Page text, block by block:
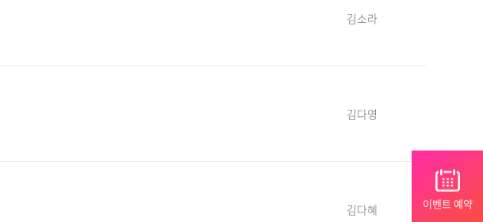
이벤트 예약
김소라
김다영
김다혜